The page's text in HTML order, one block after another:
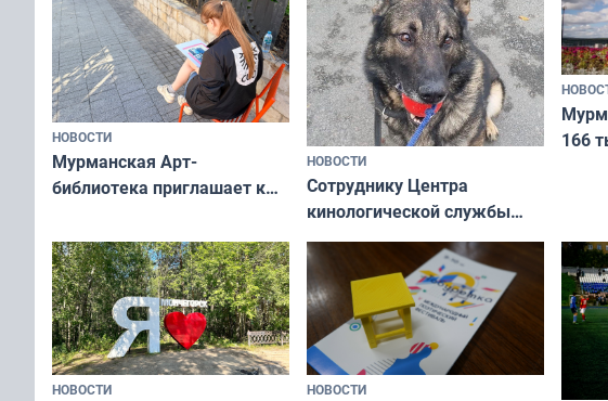
НОВОСТИ
Мурманская Арт-
библиотека приглашает к
и фотографов
НОВОСТИ
Сотруднику Центра
кинологической службы
ищут новый дом
166
НОВОСТИ НОВОСТИ